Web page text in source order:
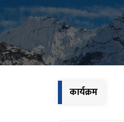
कार्यक्रम